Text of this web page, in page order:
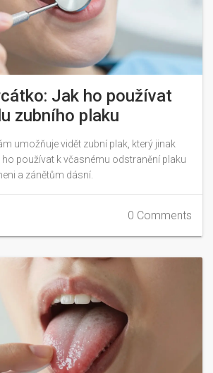
Jak ho používat
zubního plaku
umožňuje vidět zubní plak, který jinak
ho používat k včasnému odstranění plaku
a zánětům dásní.
0 Comments